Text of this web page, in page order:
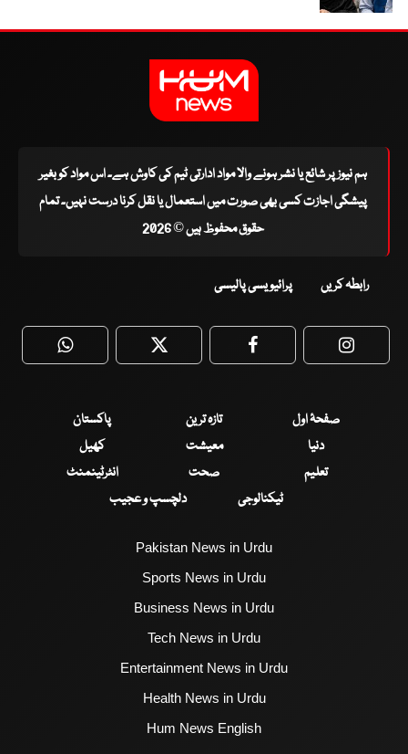
ہم نیوز پر شائع یا نشر ہونے والا مواد ادارتی ٹیم کی کاوش ہے۔ اس مواد کو بغیر
پیشگی اجازت کسی بھی صورت میں استعمال یا نقل کرنا درست نہیں۔ تمام
حقوق محفوظ ہیں © 2026
رابطہ کریں پرائیویسی پالیسی
WhatsApp Twitter Facebook
صفحۂ اول تازہ ترین
پاکستان
دنیا
معیشت
کھیل
تعلیم
صحت
انٹرٹینمنٹ
ٹیکنالوجی
دلچسپ و عجیب
Pakistan News in Urdu
Sports News in Urdu
Business News in Urdu
Tech News in Urdu
Entertainment News in Urdu
Health News in Urdu
Hum News English